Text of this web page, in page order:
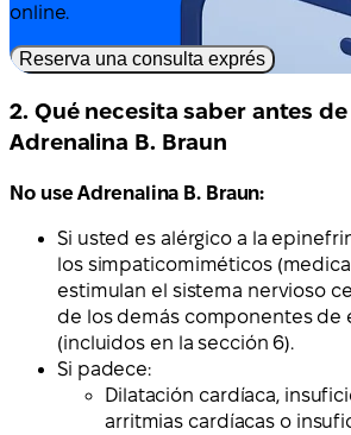
online.
Reserva una consulta exprés
2. Qué necesita saber antes
Adrenalina B. Braun
No use Adrenalina B. Braun:
Si usted es alérgico a la
los simpaticomiméticos
estimulan el sistema nervioso
de los demás componentes de
(incluidos en la sección 6).
Si padece:
Dilatación cardíaca,
arritmias cardíacas o